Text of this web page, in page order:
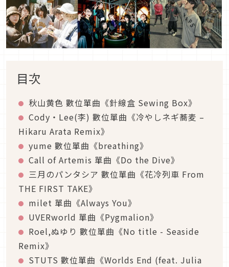
目次
秋山黄色 數位單曲《針線盒 Sewing Box》
Cody・Lee(李) 數位單曲《冷やしネギ蕎麦 –
Hikaru Arata Remix》
yume 數位單曲《breathing》
Call of Artemis 單曲《Do the Dive》
三月のパンタシア 數位單曲《花冷列車 From
THE FIRST TAKE》
milet 單曲《Always You》
UVERworld 單曲《Pygmalion》
Roel,ぬゆり 數位單曲《No title - Seaside
Remix》
STUTS 數位單曲《Worlds End (feat. Julia